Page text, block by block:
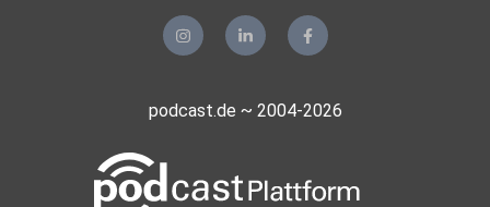
podcast.de ~ 2004-2026